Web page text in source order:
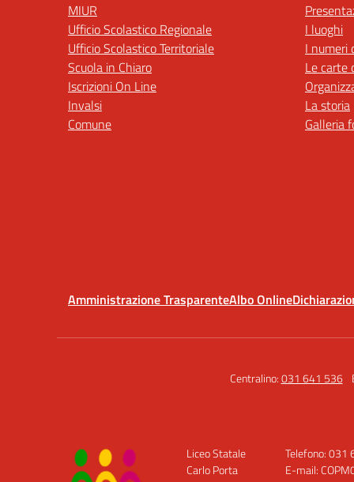
MIUR
Ufficio Scolastico Regionale
Ufficio Scolastico Territoriale
Scuola in Chiaro
Iscrizioni On Line
Invalsi
Comune
I luoghi
I numeri
Le carte
La storia
Galleria
Amministrazione TrasparenteAlbo Online
Centralino:031 641 536
Liceo Statale
Carlo Porta
Telefono: 031
E-mail: